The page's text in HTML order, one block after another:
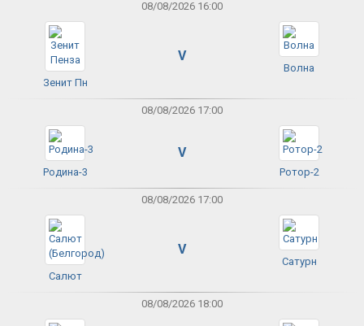
08/08/2026 16:00
Зенит Пн
V
Волна
08/08/2026 17:00
Родина-3
V
Ротор-2
08/08/2026 17:00
Салют
V
Сатурн
08/08/2026 18:00